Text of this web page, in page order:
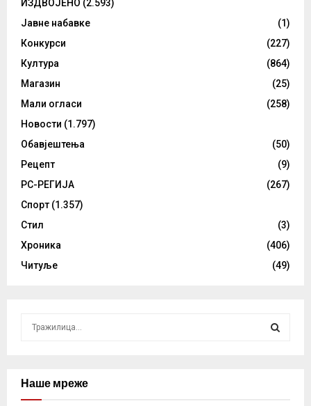
ИЗДВОЈЕНО (2.593)
Јавне набавке
(1)
Конкурси
(227)
Култура
(864)
Магазин
(25)
Мали огласи
(258)
Новости (1.797)
Обавјештења
(50)
Рецепт
(9)
РС-РЕГИЈА
(267)
Спорт (1.357)
Стил
(3)
Хроника
(406)
Читуље
(49)
cНаше мреже